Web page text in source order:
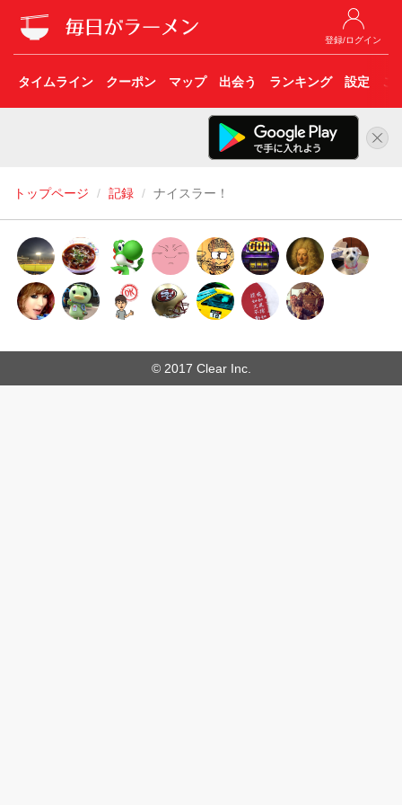
登録/ログイン
タイムライン クーポン マップ 出会う ランキング 設定 こ
トップページ 記録 ナイスラー！
© 2017 Clear Inc.